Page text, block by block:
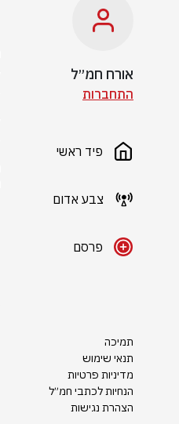
אורח חמ״ל
התחברות
פיד ראשי
צבע אדום
פרסם
תמיכה
תנאי שימוש
מדיניות פרטיות
הנחיות לכתבי חמ״ל
הצהרת נגישות